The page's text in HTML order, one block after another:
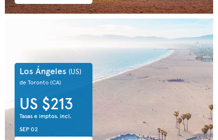
Los Ángeles (US)
de Toronto(CA)
US $213
Tasas e imptos. incl.
SEP 02